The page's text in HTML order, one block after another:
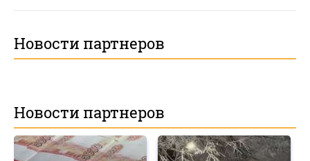
Новости партнеров
Новости партнеров